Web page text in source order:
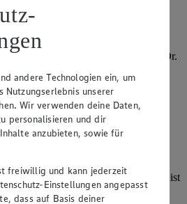
gem. § 27a UStG: DE
Südbayern Handelsstiftung
(Vorstandsmitglied, Sprecher), Dr.
Leo Schwaiberger
geschützt. Der
das Recht, den auf dieser
ganz oder ausschnittsweise zu
Aus Gründen des Urheberrechts ist
Vervielfältigung von Bildmaterial
andere Technologien ein, um
Nutzungserlebnis unserer
Wir verwenden deine Daten,
personalisieren und dir
anzubieten, sowie für
freiwillig und kann jederzeit
Einstellungen angepasst
dass auf Basis deiner